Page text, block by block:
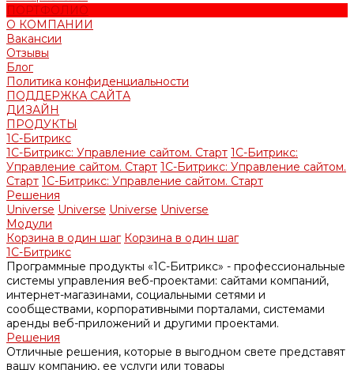
ПОРТФОЛИО
О КОМПАНИИ
Вакансии
Отзывы
Блог
Политика конфиденциальности
ПОДДЕРЖКА САЙТА
ДИЗАЙН
ПРОДУКТЫ
1С-Битрикс
1С-Битрикс: Управление сайтом. Старт 1С-Битрикс:
Управление сайтом. Старт 1С-Битрикс: Управление сайтом.
Старт 1С-Битрикс: Управление сайтом. Старт
Решения
Universe Universe Universe Universe
Модули
Корзина в один шаг Корзина в один шаг
1С-Битрикс
Программные продукты «1С-Битрикс» - профессиональные
системы управления веб-проектами: сайтами компаний,
интернет-магазинами, социальными сетями и
сообществами, корпоративными порталами, системами
аренды веб-приложений и другими проектами.
Решения
Отличные решения, которые в выгодном свете представят
вашу компанию, ее услуги или товары